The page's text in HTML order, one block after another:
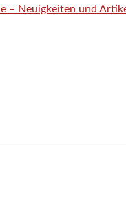
– Neuigkeiten und